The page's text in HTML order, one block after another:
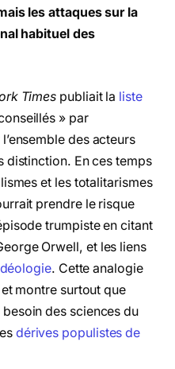
les attaques sur la
habituel des
Times publiait la liste
» par
des acteurs
distinction. En ces temps
et les totalitarismes
prendre le risque
trumpiste en citant
Orwell, et les liens
. Cette analogie
montre surtout que
des sciences du
dérives populistes de